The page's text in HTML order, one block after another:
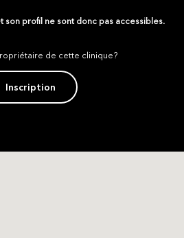
son profil ne sont donc pas accessibles.
de cette clinique?
Inscription